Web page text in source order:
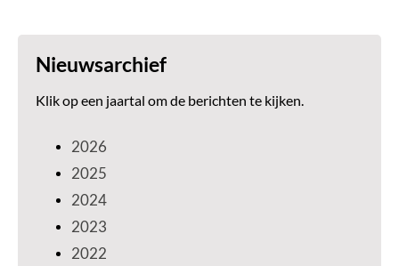
Nieuwsarchief
Klik op een jaartal om de berichten te kijken.
2026
2025
2024
2023
2022